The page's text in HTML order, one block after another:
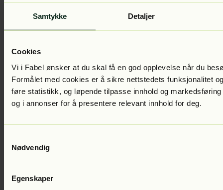
Samtykke Detaljer
Cookies
Vi i Fabel ønsker at du skal få en god opplevelse når du
Formålet med cookies er å sikre nettstedets funksjonalitet
føre statistikk, og løpende tilpasse innhold og markedsføring
og i annonser for å presentere relevant innhold for deg.
Nødvendig
Egenskaper
Lena LindahlKaffetorskenLest av:Eva Dons229kr